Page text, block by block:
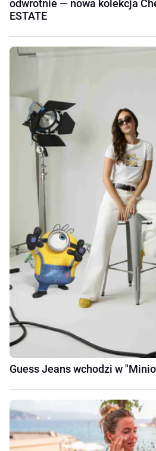
odwrotnie — nowa kolekcja
ESTATE
Guess Jeans wchodzi w